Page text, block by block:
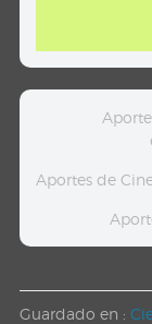
Aportes de
Guardado en :